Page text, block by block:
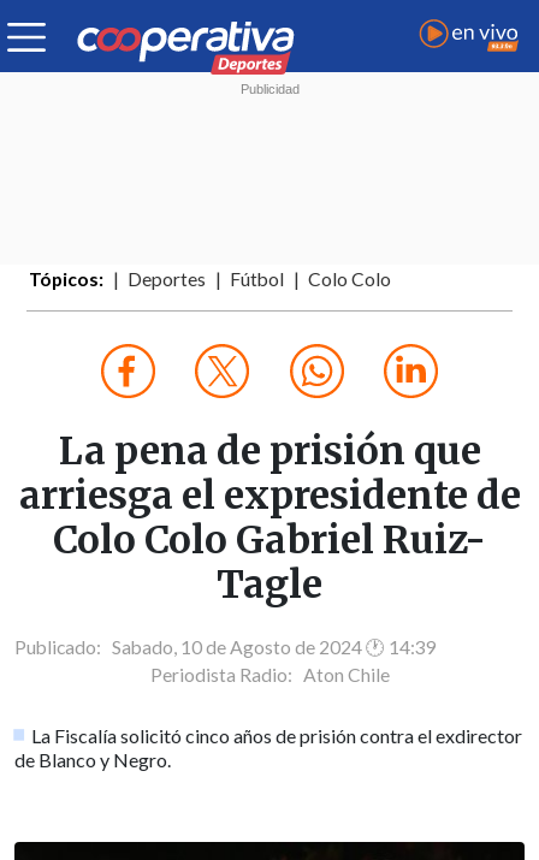
Tópicos: Deportes Fútbol Colo Colo
La pena de prisión que
arriesga el expresidente de
Colo Colo Gabriel Ruiz-
Tagle
Publicado: Sabado, 10 de Agosto de 2024 🕐 14:39
Periodista Radio: Aton Chile
La Fiscalía solicitó cinco años de prisión contra el exdirector
de Blanco y Negro.